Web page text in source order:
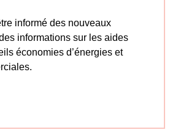
informé des nouveaux
informations sur les aides
économies d’énergies et